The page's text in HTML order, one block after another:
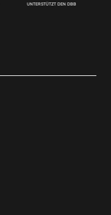
UNTERSTÜTZT DEN DBB